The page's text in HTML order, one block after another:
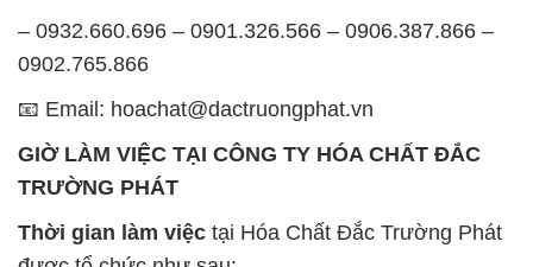
– 0932.660.696 – 0901.326.566 – 0906.387.866 –
0902.765.866
📧 Email: hoachat@dactruongphat.vn
GIỜ LÀM VIỆC TẠI CÔNG TY HÓA CHẤT ĐẮC
TRƯỜNG PHÁT
Thời gian làm việc tại Hóa Chất Đắc Trường Phát